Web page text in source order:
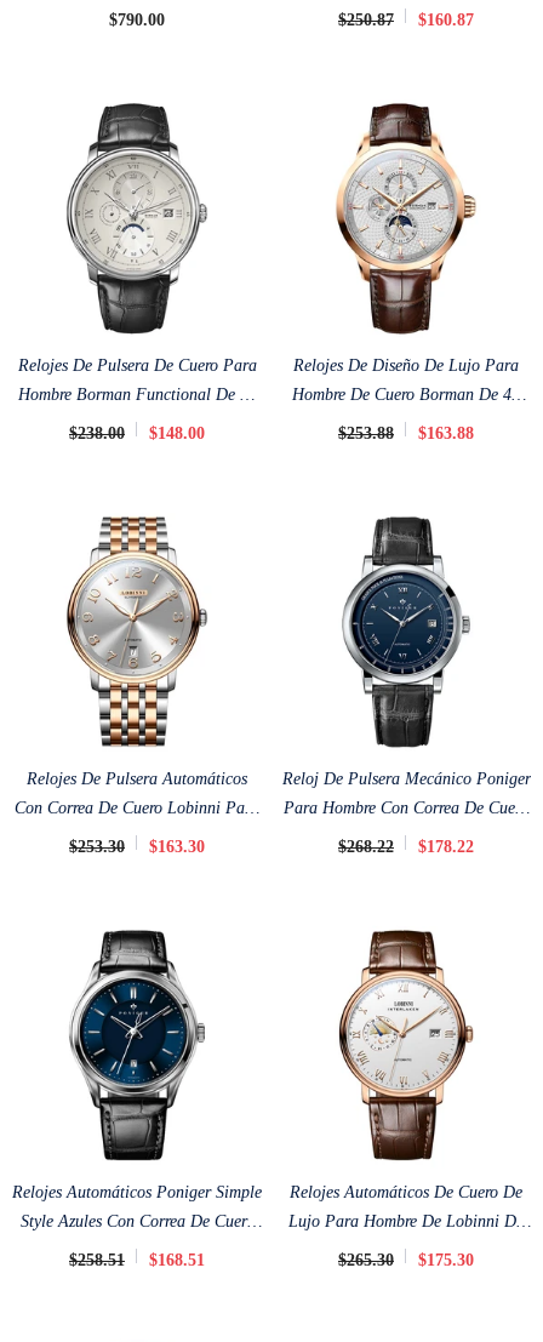
Mm
$790.00
Mm
$250.87 $160.87
Relojes De Pulsera De Cuero Para
Hombre Borman Functional De 40
Mm
$238.00 $148.00
Relojes De Diseño De Lujo Para
Hombre De Cuero Borman De 42
Mm
$253.88 $163.88
Relojes De Pulsera Automáticos
Con Correa De Cuero Lobinni Para
Hombre De 41 Mm
$253.30 $163.30
Reloj De Pulsera Mecánico Poniger
Para Hombre Con Correa De Cuero
De 41,5 Mm
$268.22 $178.22
Relojes Automáticos Poniger Simple
Style Azules Con Correa De Cuero
De 42 Mm
$258.51 $168.51
Relojes Automáticos De Cuero De
Lujo Para Hombre De Lobinni De
39,5 Mm
$265.30 $175.30